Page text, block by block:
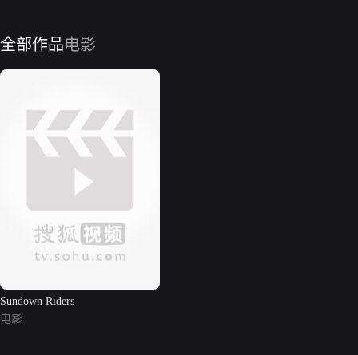
全部作品电影
Sundown Riders
电影